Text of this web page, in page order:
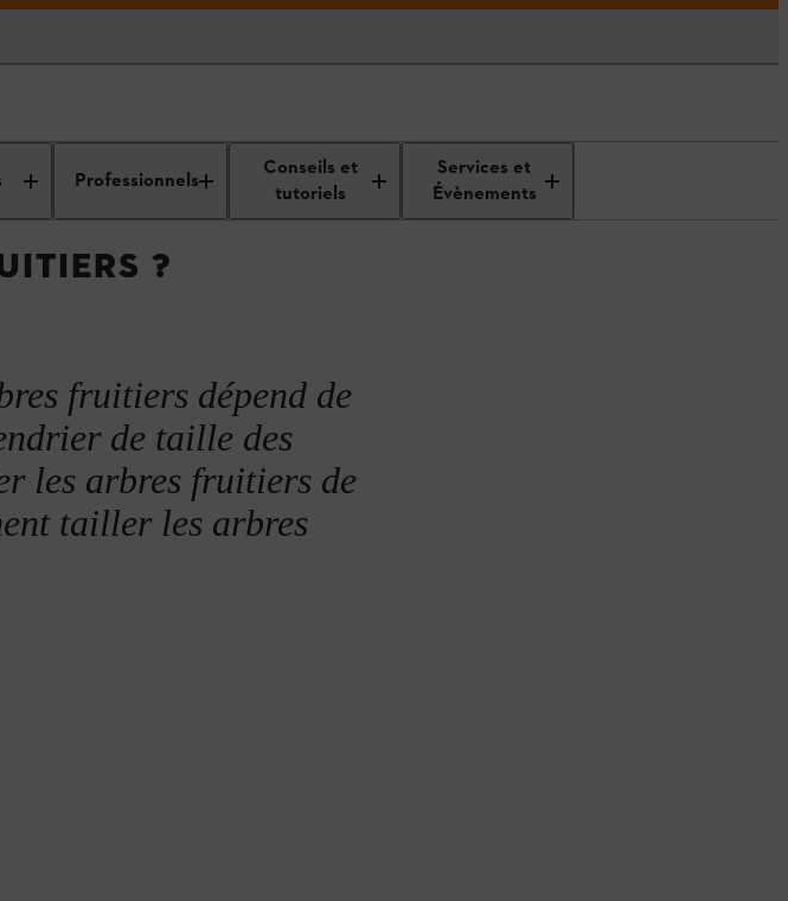
Professionnels
Conseils et
tutoriels
Services et
Évènements
arbres
Taille des arbres
fruitiers
Quand tailler les arbres
fruitiers ?
?
fruitiers dépend de
de taille des
les arbres fruitiers de
tailler les arbres